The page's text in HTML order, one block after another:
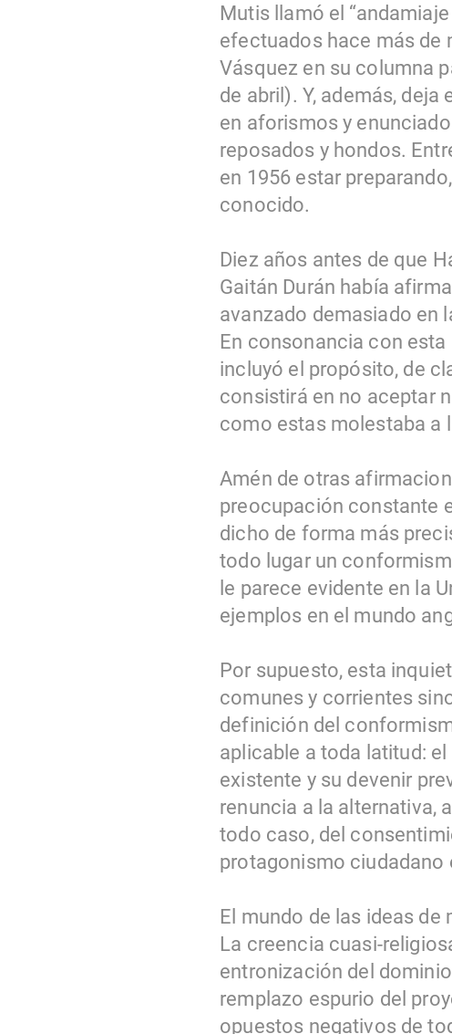
Mutis llamó el
efectuados hace más de
Vásquez en su columna
de abril). Y, además,
en aforismos y
reposados y hondos.
en 1956 estar
conocido.
Diez años antes de que
Gaitán Durán había
avanzado demasiado en
En consonancia con
incluyó el propósito, de
consistirá en no aceptar
como estas molestaba a
Amén de otras
preocupación constante
dicho de forma más
todo lugar un
le parece evidente en la
ejemplos en el mundo
Por supuesto, esta
comunes y corrientes
definición del
aplicable a toda latitud:
existente y su devenir
renuncia a la alternativa,
todo caso, del
protagonismo ciudadano
El mundo de las ideas
La creencia cuasi-
entronización del
remplazo espurio del
opuestos negativos de